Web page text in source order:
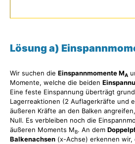
Lösung a)
Wir suchen die Einspannmomente MA
Momente, welche die beiden
Eine feste Einspannung überträgt
Lagerreaktionen (2 Auflagerkräfte und
äußeren Kräfte an den Balken
Null. Es verbleiben noch die
äußeren Moments MB. An dem
Balkenachsen (x-Achse) erkennen wir,